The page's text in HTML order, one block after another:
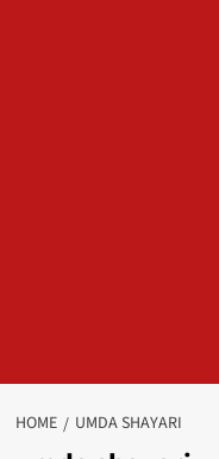
HOME UMDA SHAYARI